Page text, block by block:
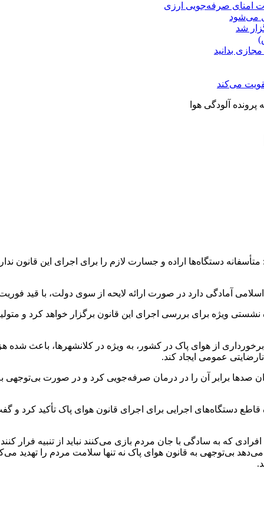
امنای صرفه‌جویی ارزی
می‌شود
شد
بدانید
می‌کند
آلودگی هوا
دستگاه‌ها اراده و جسارت لازم را برای اجرای این قانون
آمادگی دارد در صورت ارائه لایحه از سوی دولت، با قید
نشستی ویژه برای بررسی اجرای این قانون برگزار خواهد کرد و
از هوای پاک در کشور، به ویژه در کلانشهرها، باعث
عمومی ایجاد کند.
صدها برابر آن را در درمان صرفه‌جویی کرد و در صورت بی‌توجهی
دستگاه‌های اجرایی برای اجرای قانون هوای پاک تأکید کرد
که به سادگی با جان مردم بازی می‌کنند نباید از تنبیه فرار
بی‌توجهی به قانون هوای پاک نه تنها سلامت مردم را تهدید